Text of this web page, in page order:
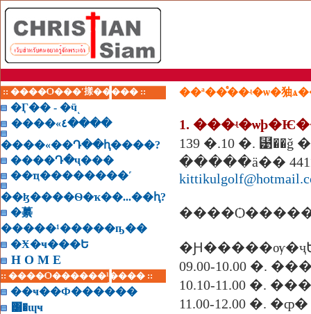
:: ����Ѻ���ʹ㨾����� ::
�Ӷ�� - �ӵͺ
����«٤����
����«��Դ��ԧ����?
����Դ�ҷ���
��ҵ��������˹
��ɮ����Ѳ�ҡ��...��ԧ?
�繤
�����¹�����ҧ��
�Ӿ�ҹ���Ե
H O M E
:: ����Ѻ������¹���� ::
��ҹ��Ф������
͸�ɰҹ
��ª��ͤ��ʵ�ѡ�㹨
1.
139 �.10 �.
�����ä��
09.00-10.00 �.
10.10-11.00 �.
11.00-12.00 �. �ȹ�